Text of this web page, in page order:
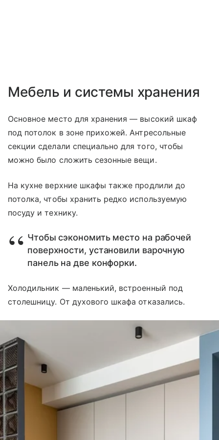
Мебель и системы хранения
Основное место для хранения — высокий шкаф
под потолок в зоне прихожей. Антресольные
секции сделали специально для того, чтобы
можно было сложить сезонные вещи.
На кухне верхние шкафы также продлили до
потолка, чтобы хранить редко используемую
посуду и технику.
Чтобы сэкономить место на рабочей
поверхности, установили варочную
панель на две конфорки.
Холодильник — маленький, встроенный под
столешницу. От духового шкафа отказались.